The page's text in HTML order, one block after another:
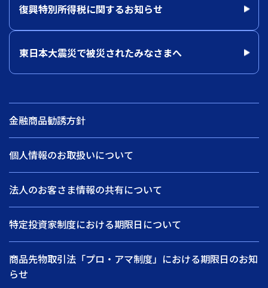
復興特別所得税に関するお知らせ
東日本大震災で被災されたみなさまへ
金融商品勧誘方針
個人情報のお取扱いについて
法人のお客さま情報の共有について
特定投資家制度における期限日について
商品先物取引法「プロ・アマ制度」における期限日のお知
らせ